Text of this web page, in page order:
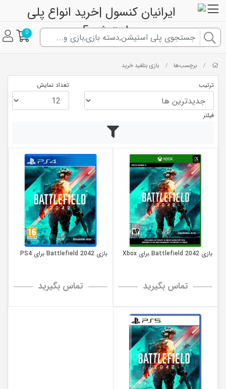
0
/ برچسب‌ها / بازی بتلفید خرید
ترتیب تعداد نمایش
فیلتر
بازی Battlefield 2042 برای Xbox
تماس بگیرید
بازی Battlefield 2042 برای PS4
تماس بگیرید